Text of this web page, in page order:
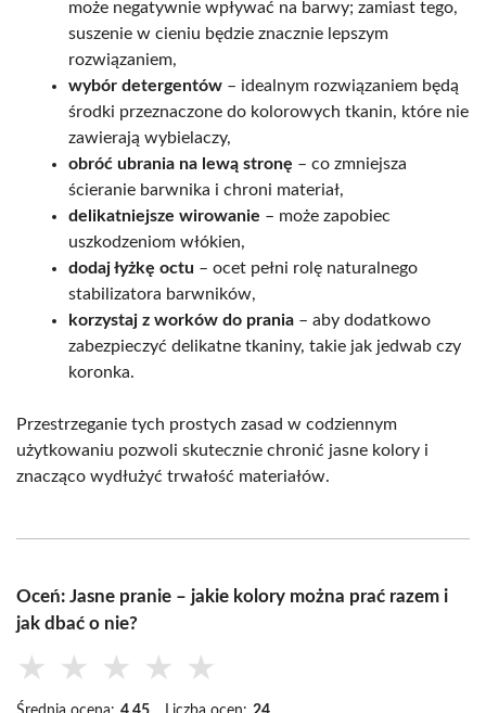
może negatywnie wpływać na barwy; zamiast tego,
suszenie w cieniu będzie znacznie lepszym
rozwiązaniem,
wybór detergentów – idealnym rozwiązaniem będą
środki przeznaczone do kolorowych tkanin, które nie
zawierają wybielaczy,
obróć ubrania na lewą stronę – co zmniejsza
ścieranie barwnika i chroni materiał,
delikatniejsze wirowanie – może zapobiec
uszkodzeniom włókien,
dodaj łyżkę octu – ocet pełni rolę naturalnego
stabilizatora barwników,
korzystaj z worków do prania – aby dodatkowo
zabezpieczyć delikatne tkaniny, takie jak jedwab czy
koronka.
Przestrzeganie tych prostych zasad w codziennym
użytkowaniu pozwoli skutecznie chronić jasne kolory i
znacząco wydłużyć trwałość materiałów.
Oceń: Jasne pranie – jakie kolory można prać razem i
jak dbać o nie?
★ ★ ★ ★ ★